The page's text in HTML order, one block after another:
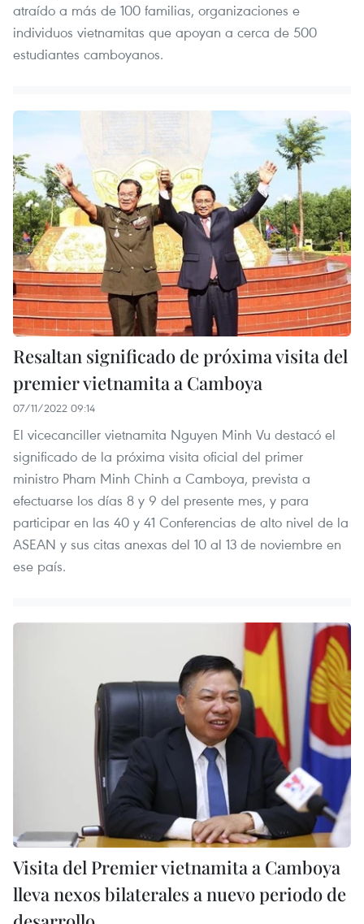
atraído a más de 100 familias, organizaciones e
individuos vietnamitas que apoyan a cerca de 500
estudiantes camboyanos.
Resaltan significado de próxima visita del
premier vietnamita a Camboya
07/11/2022 09:14
El vicecanciller vietnamita Nguyen Minh Vu destacó el
significado de la próxima visita oficial del primer
ministro Pham Minh Chinh a Camboya, prevista a
efectuarse los días 8 y 9 del presente mes, y para
participar en las 40 y 41 Conferencias de alto nivel de la
ASEAN y sus citas anexas del 10 al 13 de noviembre en
ese país.
Visita del Premier vietnamita a Camboya
lleva nexos bilaterales a nuevo periodo de